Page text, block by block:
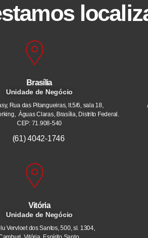
Brasília
Unidade de Negócio
Rua das Pitangueiras, lt.5/6, sala 18,
Águas Claras, Brasília, Distrito Federal.
CEP: 71.908-540
(61) 4042-1746
Vitória
Unidade de Negócio
Vervloet dos Santos, 500, sl. 1304,